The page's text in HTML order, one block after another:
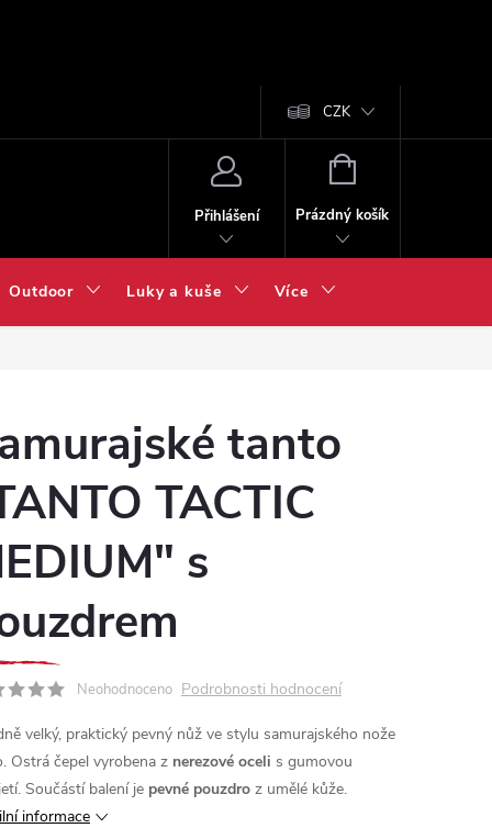
CZK
Přihlášení
NÁKUPNÍ
Prázdný košík
Outdoor Luky a kuše Více
tanto
TACTIC
s
Neohodnoceno Podrobnosti hodnocení
velký, praktický pevný nůž ve stylu samurajského nože
Ostrá čepel vyrobena z nerezové oceli s gumovou
Součástí balení je pevné pouzdro z umělé kůže.
informace